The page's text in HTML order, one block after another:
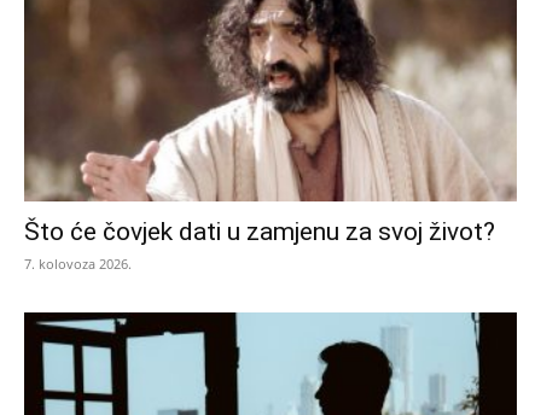
Što će čovjek dati u zamjenu za svoj život?
7. kolovoza 2026.